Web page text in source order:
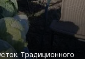
Традиционного